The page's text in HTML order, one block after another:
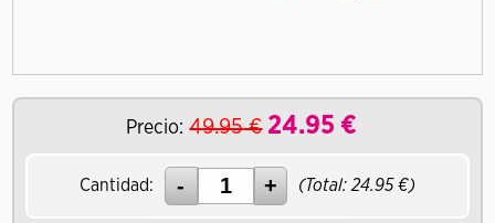
Precio: 49.95€ 24.95 €
Cantidad: (Total: 24.95€)